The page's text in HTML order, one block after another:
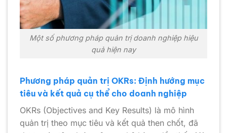
Một số phương pháp quản trị doanh nghiệp hiệu
quả hiện nay
Phương pháp quản trị OKRs: Định hướng mục
tiêu và kết quả cụ thể cho doanh nghiệp
OKRs (Objectives and Key Results) là mô hình
quản trị theo mục tiêu và kết quả then chốt, đã